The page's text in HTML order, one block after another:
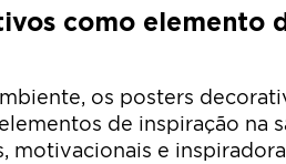
como elemento
os posters
de inspiração na
motivacionais e